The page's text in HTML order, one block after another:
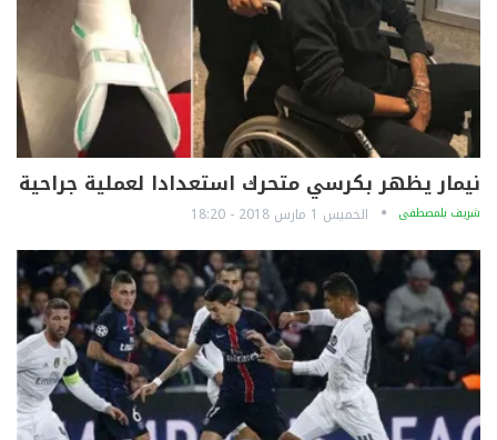
نيمار يظهر بكرسي متحرك استعدادا لعملية جراحية
شريف بلمصطفى الخميس 1 مارس 2018 - 18:20